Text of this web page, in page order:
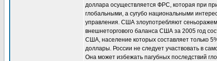
доллара осуществляется ФРС, которая при
глобальными, а сугубо национальными
управления. США злоупотребляют
внешнеторгового баланса США за 2005 год
США, население которых составляет только
доллары. России не следует участвовать в
Она может избежать пагубных последствий